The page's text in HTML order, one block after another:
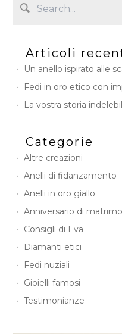
Articoli
Un anello ispirato alle
Fedi in oro etico con
La vostra storia
Categorie
Altre creazioni
Anelli di fidanzamento
Anelli in oro giallo
Anniversario di
Consigli di Eva
Diamanti etici
Fedi nuziali
Gioielli famosi
Testimonianze